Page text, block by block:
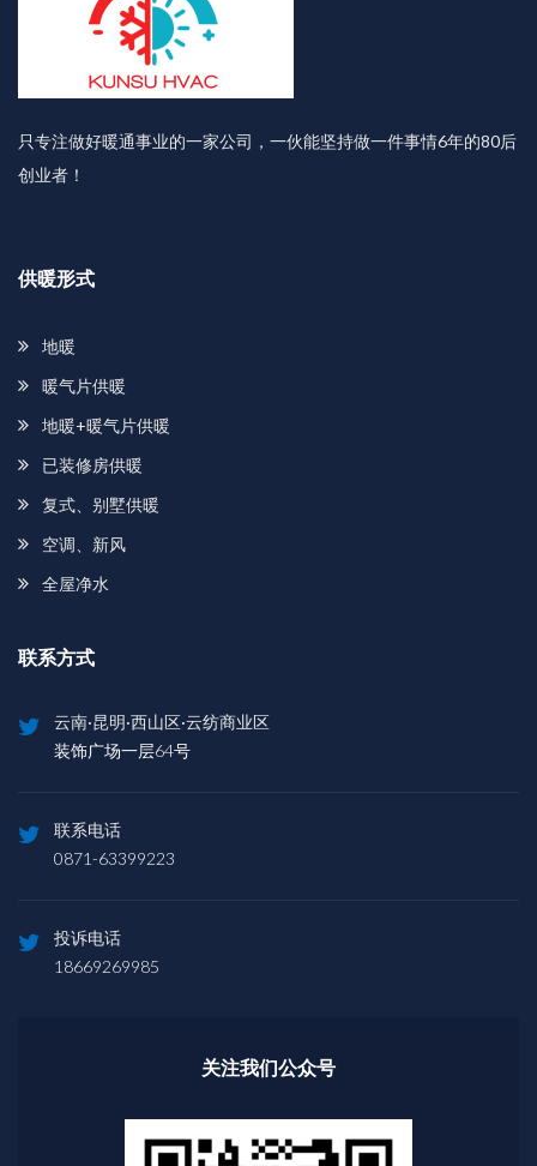
只专注做好暖通事业的一家公司，一伙能坚持做一件事情6年的80后
创业者！
供暖形式
地暖
暖气片供暖
地暖+暖气片供暖
已装修房供暖
复式、别墅供暖
空调、新风
全屋净水
联系方式
云南·昆明·西山区·云纺商业区
装饰广场一层64号
联系电话
0871-63399223
投诉电话
18669269985
关注我们公众号